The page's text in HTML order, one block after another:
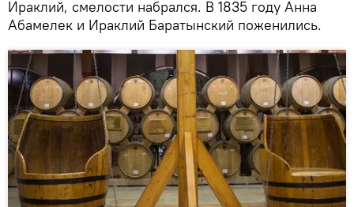
Ираклий, смелости набрался. В 1835 году Анна
Абамелек и Ираклий Баратынский поженились.